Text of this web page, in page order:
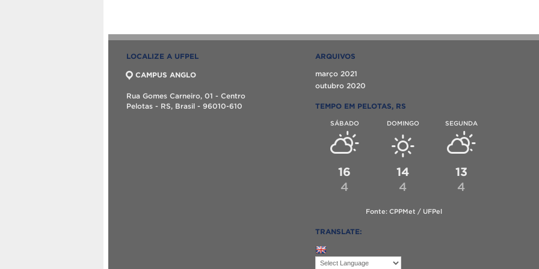
LOCALIZE A UFPEL
CAMPUS ANGLO
Rua Gomes Carneiro, 01 - Centro
Pelotas - RS, Brasil - 96010-610
ARQUIVOS
março 2021
outubro 2020
TEMPO EM PELOTAS, RS
SÁBADO
16
4
DOMINGO
14
4
SEGUNDA
13
4
Fonte: CPPMet / UFPel
TRANSLATE: